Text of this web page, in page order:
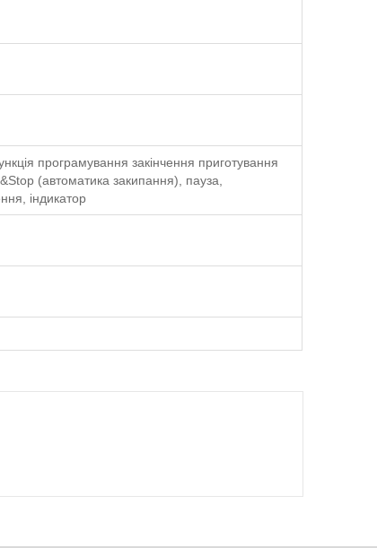
програмування закінчення приготування
(автоматика закипання), пауза,
індикатор